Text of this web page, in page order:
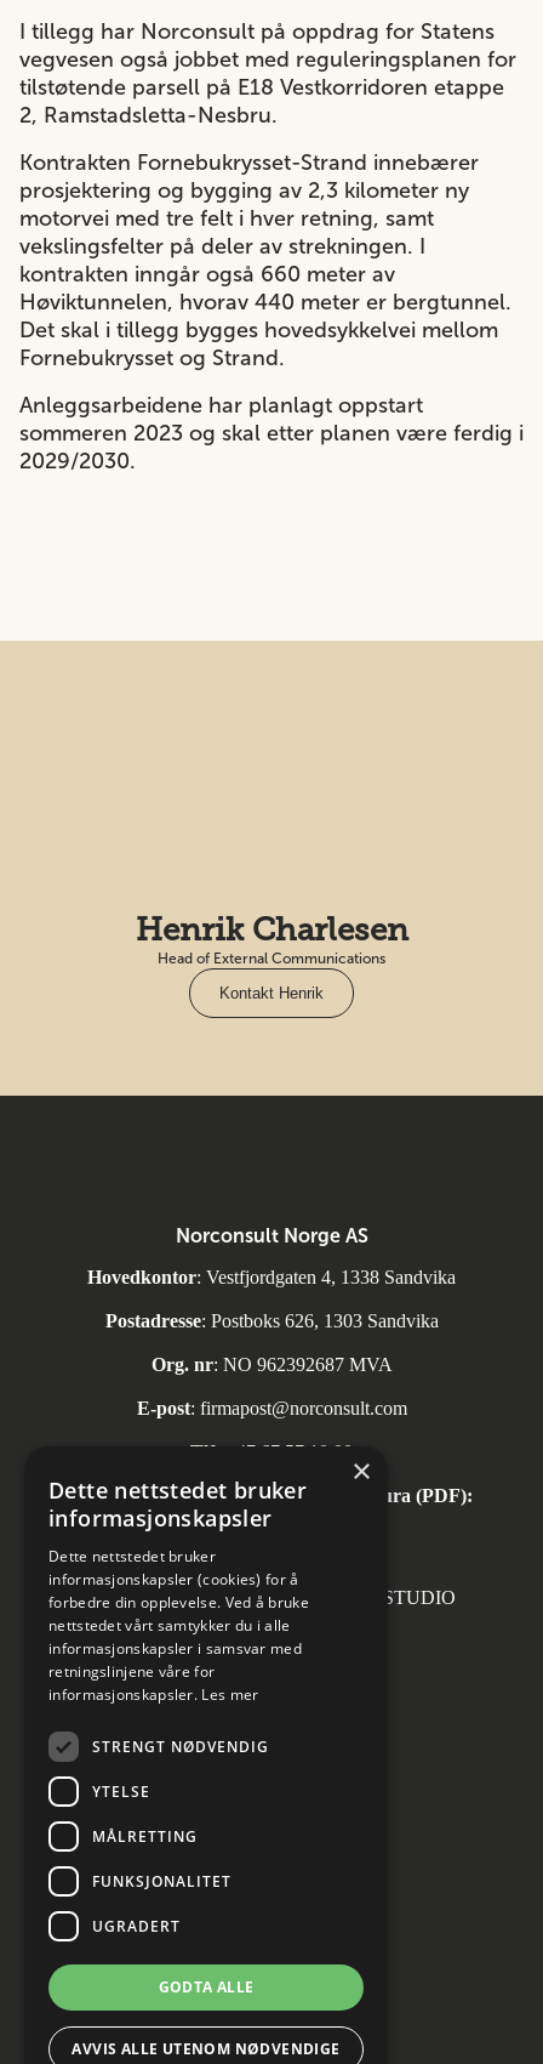
I tillegg har Norconsult på oppdrag for Statens
vegvesen også jobbet med reguleringsplanen for
tilstøtende parsell på E18 Vestkorridoren etappe
2, Ramstadsletta-Nesbru.
Kontrakten Fornebukrysset-Strand innebærer
prosjektering og bygging av 2,3 kilometer ny
motorvei med tre felt i hver retning, samt
vekslingsfelter på deler av strekningen. I
kontrakten inngår også 660 meter av
Høviktunnelen, hvorav 440 meter er bergtunnel.
Det skal i tillegg bygges hovedsykkelvei mellom
Fornebukrysset og Strand.
Anleggsarbeidene har planlagt oppstart
sommeren 2023 og skal etter planen være ferdig i
2029/2030.
Henrik Charlesen
Head of External Communications
Kontakt Henrik
Norconsult Norge AS
Hovedkontor: Vestfjordgaten 4, 1338 Sandvika
Postadresse: Postboks 626, 1303 Sandvika
Org. nr: NO 962392687 MVA
E-post: firmapost@norconsult.com
Tlf: +47 67 57 10 00
Automatisk mottak av inngående faktura (PDF):
invoice.no@norconsult.com
Forsidefoto: RASMUS HJORTSHOJ STUDIO
Cookies innstillinger
×
Dette nettstedet bruker
informasjonskapsler
Dette nettstedet bruker
informasjonskapsler (cookies) for å
forbedre din opplevelse. Ved å bruke
nettstedet vårt samtykker du i alle
informasjonskapsler i samsvar med
retningslinjene våre for
informasjonskapsler. Les mer
STRENGT NØDVENDIG
YTELSE
MÅLRETTING
FUNKSJONALITET
UGRADERT
GODTA ALLE
AVVIS ALLE UTENOM NØDVENDIGE